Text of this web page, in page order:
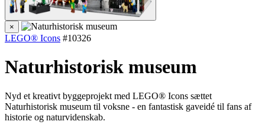
×
LEGO® Icons #10326
Naturhistorisk museum
Nyd et kreativt byggeprojekt med LEGO® Icons sættet
Naturhistorisk museum til voksne - en fantastisk gaveidé til fans af
historie og naturvidenskab.